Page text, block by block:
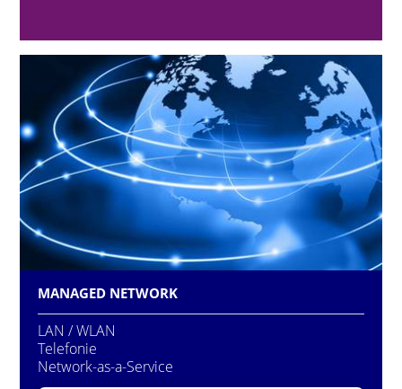
MANAGED NETWORK
LAN / WLAN
Telefonie
Network-as-a-Service